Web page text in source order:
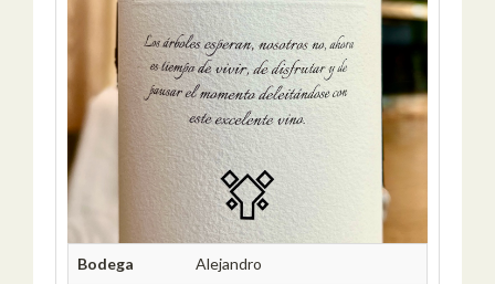
Bodega Alejandro